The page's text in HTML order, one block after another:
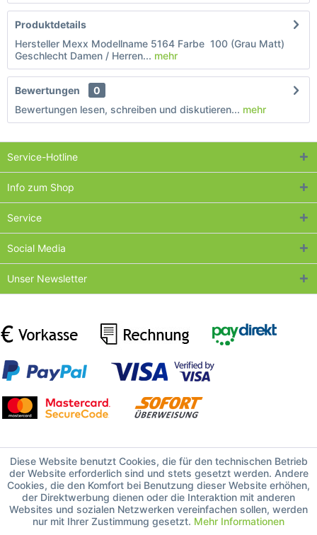
Produktdetails
Hersteller Mexx Modellname 5164 Farbe 100 (Grau Matt)
Geschlecht Damen / Herren... mehr
Bewertungen
0
Bewertungen lesen, schreiben und diskutieren... mehr
Service-Hotline
Info zum Shop
Service
Social Media
Unser Newsletter
Diese Website benutzt Cookies, die für den technischen Betrieb
der Website erforderlich sind und stets gesetzt werden. Andere
Cookies, die den Komfort bei Benutzung dieser Website erhöhen,
der Direktwerbung dienen oder die Interaktion mit anderen
Websites und sozialen Netzwerken vereinfachen sollen, werden
nur mit Ihrer Zustimmung gesetzt. Mehr Informationen